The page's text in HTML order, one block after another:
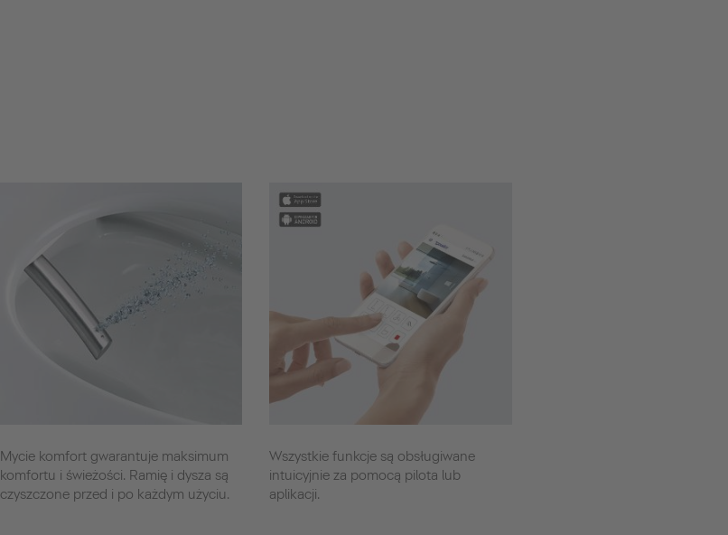
Mycie komfort gwarantuje maksimum
komfortu i świeżości. Ramię i dysza są
czyszczone przed i po każdym użyciu.
Wszystkie funkcje są obsługiwane
intuicyjnie za pomocą pilota lub
aplikacji.